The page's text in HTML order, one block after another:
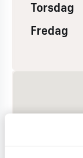
Torsdag
Fredag